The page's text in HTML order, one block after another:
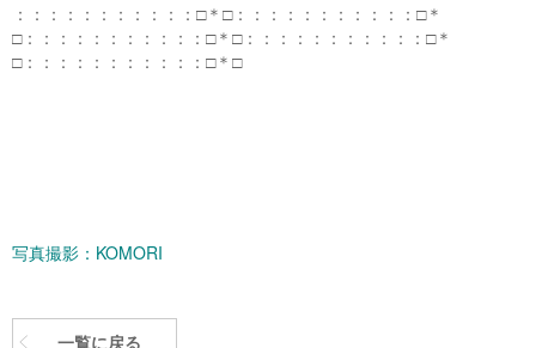
：：：：：：：：：：：□＊□：：：：：：：：：：：□＊
□：：：：：：：：：：：□＊□：：：：：：：：：：：□＊
□：：：：：：：：：：：□＊□
写真撮影：KOMORI
一覧に戻る